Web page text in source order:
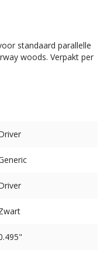
standaard parallelle
woods. Verpakt per